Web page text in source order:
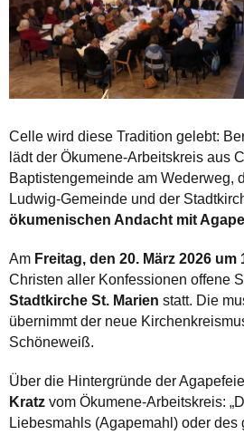
Celle wird diese Tradition gelebt:
lädt der Ökumene-Arbeitskreis aus
Baptistengemeinde am Wederweg,
Ludwig-Gemeinde und der
ökumenischen Andacht mit
Am Freitag, den 20. März 2026 um
Christen aller Konfessionen offene
Stadtkirche St. Marien statt. Die
übernimmt der neue
Schöneweiß.
Über die Hintergründe der
Kratz vom Ökumene-Arbeitskreis:
Liebesmahls (Agapemahl) oder des